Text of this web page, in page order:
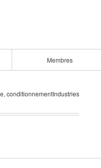
Membres
conditionnementIndustries